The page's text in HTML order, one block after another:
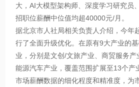
大，AI大模型架构师、深度学习研究员
招职位薪酬中位值均超40000元/月。
据北京市人社局相关负责人介绍，今年
行了全面升级优化。在原有9大产业的
业，分别是文创/文旅产业、商贸服务
能源汽车产业，覆盖范围扩展至13个产
市场薪酬数据的细化程度和精准度，为